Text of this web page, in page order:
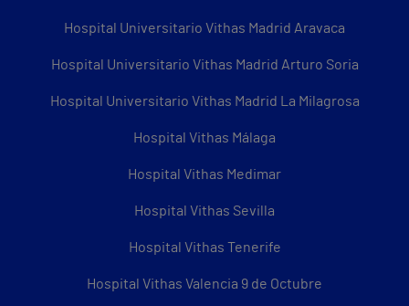
Hospital Universitario Vithas Madrid Aravaca
Hospital Universitario Vithas Madrid Arturo Soria
Hospital Universitario Vithas Madrid La Milagrosa
Hospital Vithas Málaga
Hospital Vithas Medimar
Hospital Vithas Sevilla
Hospital Vithas Tenerife
Hospital Vithas Valencia 9 de Octubre